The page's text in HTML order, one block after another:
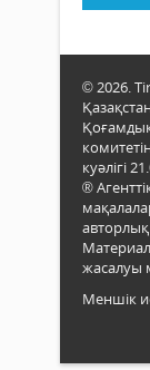
© 2026.
куәлігі
®
жасалуы
Меншік